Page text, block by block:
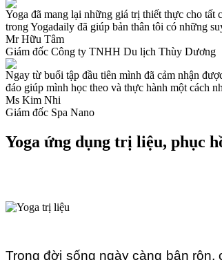
Yoga đã mang lại những giá trị thiết thực cho tất
trong Yogadaily đã giúp bản thân tôi có những
Mr Hữu Tâm
Giám đốc Công ty TNHH Du lịch Thùy Dương
Ngay từ buổi tập đầu tiên mình đã cảm nhận
đáo giúp mình học theo và thực hành một cách
Ms Kim Nhi
Giám đốc Spa Nano
Yoga ứng dụng trị liệu, phục
Trong đời sống ngày càng bận